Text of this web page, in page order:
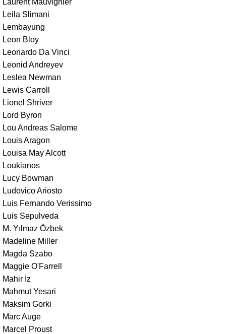
Leila Slimani
Lembayung
Leon Bloy
Leonardo Da Vinci
Leonid Andreyev
Leslea Newman
Lewis Carroll
Lionel Shriver
Lord Byron
Lou Andreas Salome
Louis Aragon
Louisa May Alcott
Loukianos
Lucy Bowman
Ludovico Ariosto
Luis Fernando Verissimo
Luis Sepulveda
M. Yılmaz Özbek
Madeline Miller
Magda Szabo
Maggie O'Farrell
Mahir İz
Mahmut Yesari
Maksim Gorki
Marc Auge
Marcel Proust